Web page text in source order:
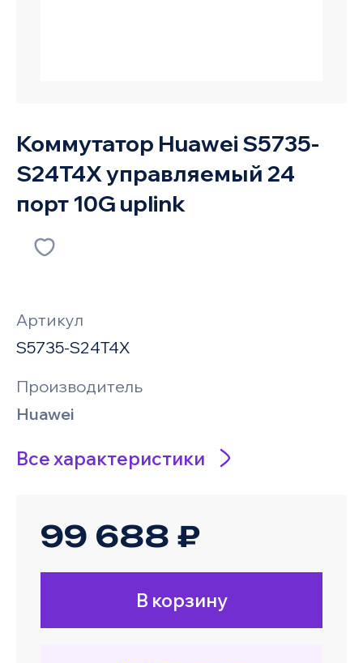
Коммутатор Huawei S5735-
S24T4X управляемый 24
порт 10G uplink
Артикул
S5735-S24T4X
Производитель
Huawei
Все характеристики
99 688 ₽
В корзину